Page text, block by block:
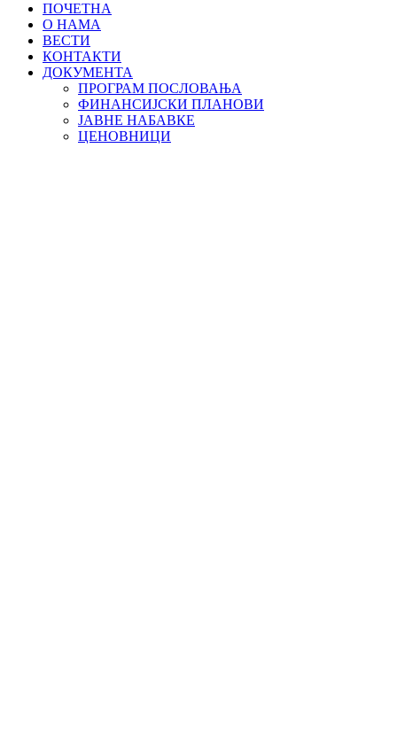
ПОЧЕТНА
О НАМА
ВЕСТИ
КОНТАКТИ
ДОКУМЕНТА
ПРОГРАМ ПОСЛОВАЊА
ФИНАНСИЈСКИ ПЛАНОВИ
ЈАВНЕ НАБАВКЕ
ЦЕНОВНИЦИ